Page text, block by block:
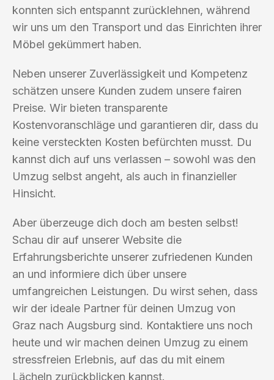
konnten sich entspannt zurücklehnen, während
wir uns um den Transport und das Einrichten ihrer
Möbel gekümmert haben.
Neben unserer Zuverlässigkeit und Kompetenz
schätzen unsere Kunden zudem unsere fairen
Preise. Wir bieten transparente
Kostenvoranschläge und garantieren dir, dass du
keine versteckten Kosten befürchten musst. Du
kannst dich auf uns verlassen – sowohl was den
Umzug selbst angeht, als auch in finanzieller
Hinsicht.
Aber überzeuge dich doch am besten selbst!
Schau dir auf unserer Website die
Erfahrungsberichte unserer zufriedenen Kunden
an und informiere dich über unsere
umfangreichen Leistungen. Du wirst sehen, dass
wir der ideale Partner für deinen Umzug von
Graz nach Augsburg sind. Kontaktiere uns noch
heute und wir machen deinen Umzug zu einem
stressfreien Erlebnis, auf das du mit einem
Lächeln zurückblicken kannst.